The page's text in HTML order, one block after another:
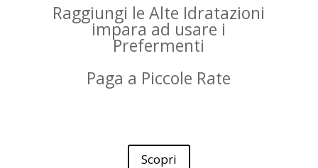
Raggiungi le Alte Idratazioni
impara ad usare i
Prefermenti
Paga a Piccole Rate
Scopri